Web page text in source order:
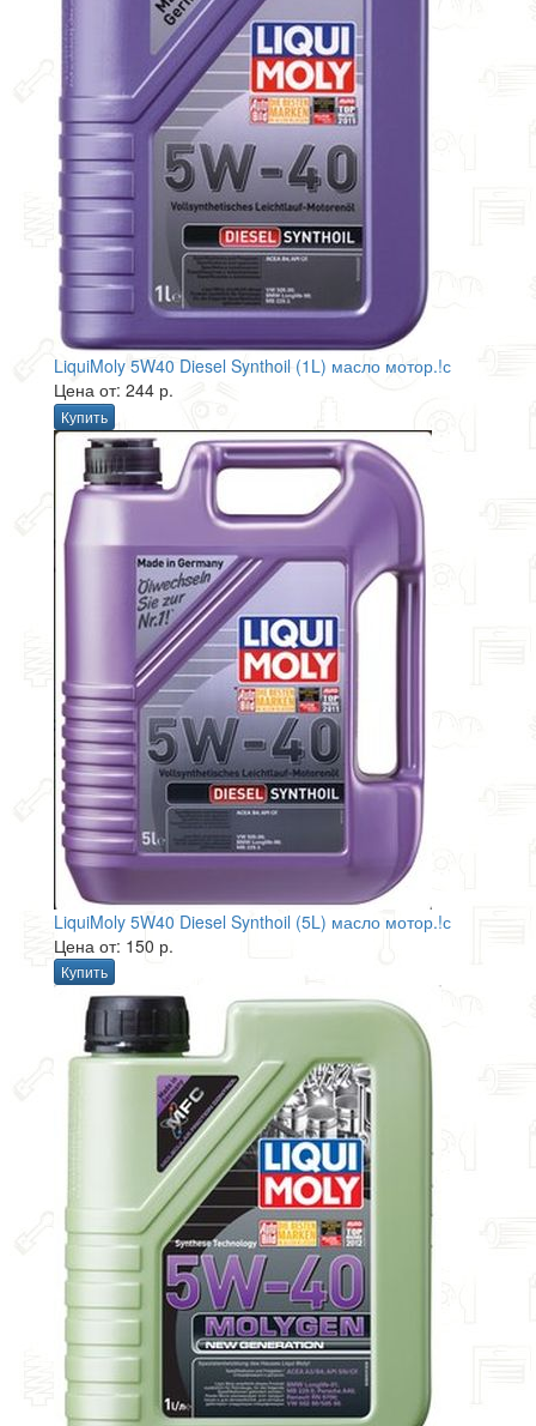
LiquiMoly 5W40 Diesel Synthoil (1L) масло мотор.!с
Цена от: 244 р.
Купить
LiquiMoly 5W40 Diesel Synthoil (5L) масло мотор.!с
Цена от: 150 р.
Купить